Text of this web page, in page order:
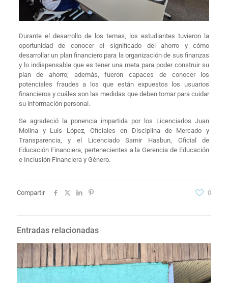
Durante el desarrollo de los temas, los estudiantes tuvieron la
oportunidad de conocer el significado del ahorro y cómo
desarrollar un plan financiero para la organización de sus finanzas
y lo indispensable que es tener una meta para poder construir su
plan de ahorro; además, fueron capaces de conocer los
potenciales fraudes a los que están expuestos los usuarios
financieros y cuáles son las medidas que deben tomar para cuidar
su información personal.
Se agradeció la ponencia impartida por los Licenciados Juan
Molina y Luis López, Oficiales en Disciplina de Mercado y
Transparencia, y el Licenciado Samir Hasbun, Oficial de
Educación Financiera, pertenecientes a la Gerencia de Educación
e Inclusión Financiera y Género.
Compartir 0
Entradas relacionadas